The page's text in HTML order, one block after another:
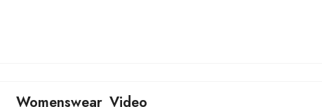
Womenswear Video